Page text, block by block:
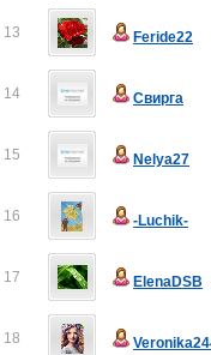
13 Feride22
14 Свирга
15 Nelya27
16 -Luchik-
17 ElenaDSB
18